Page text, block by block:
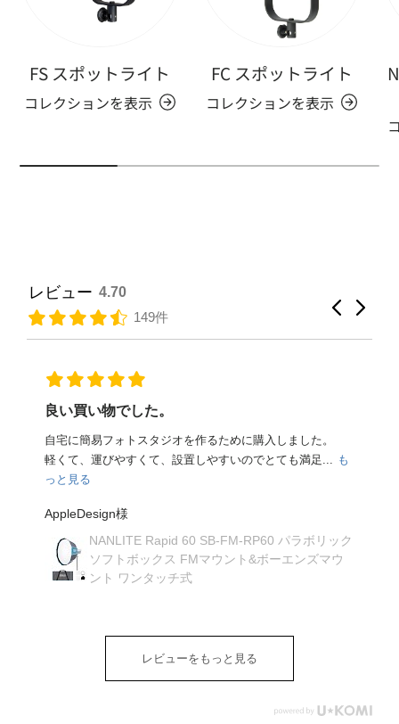
FS スポットライト
コレクションを表示
FC スポットライト
コレクションを表示
レビュー 4.70
149件
良い買い物でした。
自宅に簡易フォトスタジオを作るために購入しました。
軽くて、運びやすくて、設置しやすいのでとても満足...
も
っと見る
AppleDesign様
NANLITE Rapid 60 SB-FM-RP60 パラボリック
ソフトボックス FMマウント&ボーエンズマウ
ント ワンタッチ式
レビューをもっと見る